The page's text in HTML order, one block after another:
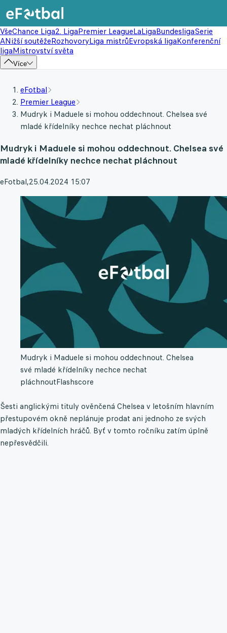
VšeChance Liga2. LigaPremier LeagueLaLigaBundesligaSerie
ANižší soutěžeRozhovoryLiga mistrůEvropská ligaKonferenční
ligaMistrovství světa
Více
eFotbal
Premier League
Mudryk i Maduele si mohou oddechnout. Chelsea své
mladé křídelníky nechce nechat pláchnout
Mudryk i Maduele si mohou oddechnout. Chelsea své
mladé křídelníky nechce nechat pláchnout
eFotbal,25.04.2024 15:07
Mudryk i Maduele si mohou oddechnout. Chelsea
své mladé křídelníky nechce nechat
pláchnoutFlashscore
Šesti anglickými tituly ověnčená Chelsea v letošním hlavním
přestupovém okně neplánuje prodat ani jednoho ze svých
mladých křídelních hráčů. Byť v tomto ročníku zatím úplně
nepřesvědčili.